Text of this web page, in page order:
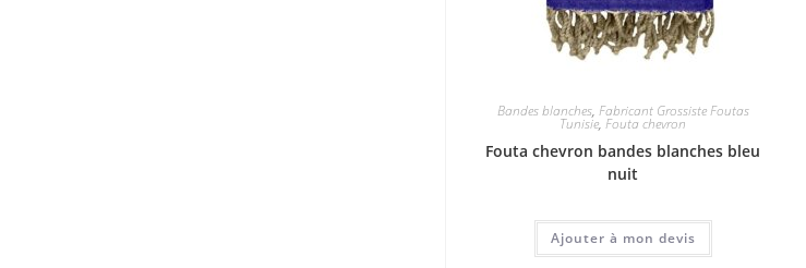
Bandes blanches, Fabricant Grossiste Foutas
Tunisie,Fouta chevron
Fouta chevron bandes blanches bleu
nuit
Ajouter à mon devis